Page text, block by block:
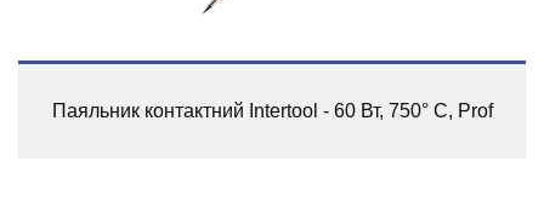
Паяльник контактний Intertool - 60 Вт, 750° C, Prof